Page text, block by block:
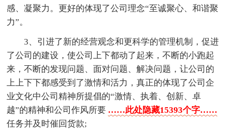
感、凝聚力。更好的体现了公司理念“至诚聚心、和谐聚
力”。
3、引进了新的经营观念和更科学的管理机制，促进
了公司的建设，使公司上下都动了起来，不断的小跑起
来，不断的发现问题、面对问题、解决问题，让公司的
上上下下都感受到了激情和活力，真正的体现了公司企
业文化中公司精神所提倡的“激情、执着、创新、卓
越”的精神和公司作风所要 ……此处隐藏15393个字……
任务并及时催回货款;